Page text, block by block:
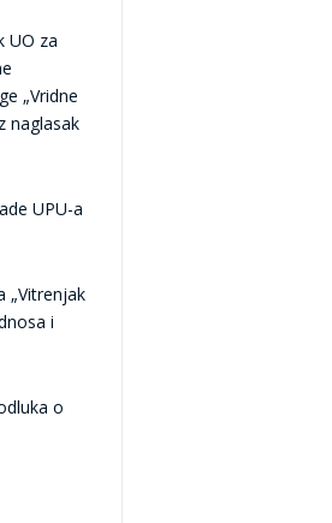
UO za
„Vridne
naglasak
UPU-a
„Vitrenjak
i
o